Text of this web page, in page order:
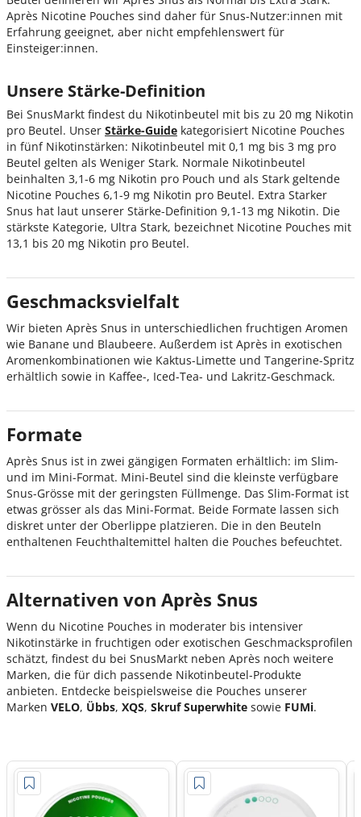
Après Nicotine Pouches sind daher für Snus-Nutzer:innen mit
Erfahrung geeignet, aber nicht empfehlenswert für
Einsteiger:innen.
Unsere Stärke-Definition
Bei SnusMarkt findest du Nikotinbeutel mit bis zu 20 mg Nikotin
pro Beutel. Unser Stärke-Guide kategorisiert Nicotine Pouches
in fünf Nikotinstärken: Nikotinbeutel mit 0,1 mg bis 3 mg pro
Beutel gelten als Weniger Stark. Normale Nikotinbeutel
beinhalten 3,1-6 mg Nikotin pro Pouch und als Stark geltende
Nicotine Pouches 6,1-9 mg Nikotin pro Beutel. Extra Starker
Snus hat laut unserer Stärke-Definition 9,1-13 mg Nikotin. Die
stärkste Kategorie, Ultra Stark, bezeichnet Nicotine Pouches mit
13,1 bis 20 mg Nikotin pro Beutel.
Geschmacksvielfalt
Wir bieten Après Snus in unterschiedlichen fruchtigen Aromen
wie Banane und Blaubeere. Außerdem ist Après in exotischen
Aromenkombinationen wie Kaktus-Limette und Tangerine-Spritz
erhältlich sowie in Kaffee-, Iced-Tea- und Lakritz-Geschmack.
Formate
Après Snus ist in zwei gängigen Formaten erhältlich: im Slim-
und im Mini-Format. Mini-Beutel sind die kleinste verfügbare
Snus-Grösse mit der geringsten Füllmenge. Das Slim-Format ist
etwas grösser als das Mini-Format. Beide Formate lassen sich
diskret unter der Oberlippe platzieren. Die in den Beuteln
enthaltenen Feuchthaltemittel halten die Pouches befeuchtet.
Alternativen von Après Snus
Wenn du Nicotine Pouches in moderater bis intensiver
Nikotinstärke in fruchtigen oder exotischen Geschmacksprofilen
schätzt, findest du bei SnusMarkt neben Après noch weitere
Marken, die für dich passende Nikotinbeutel-Produkte
anbieten. Entdecke beispielsweise die Pouches unserer
Marken VELO, Übbs, XQS, Skruf Superwhite sowie FUMi.